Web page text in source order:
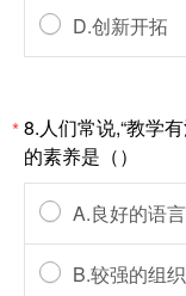
D.创新开拓
*8.人们常说,“教学
的素养是（）
A.良好的语
B.较强的组